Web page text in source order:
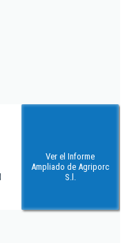
Ver el Informe
Ampliado de Agriporc
S.l.